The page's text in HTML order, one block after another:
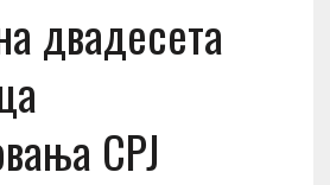
двадесета
СРЈ